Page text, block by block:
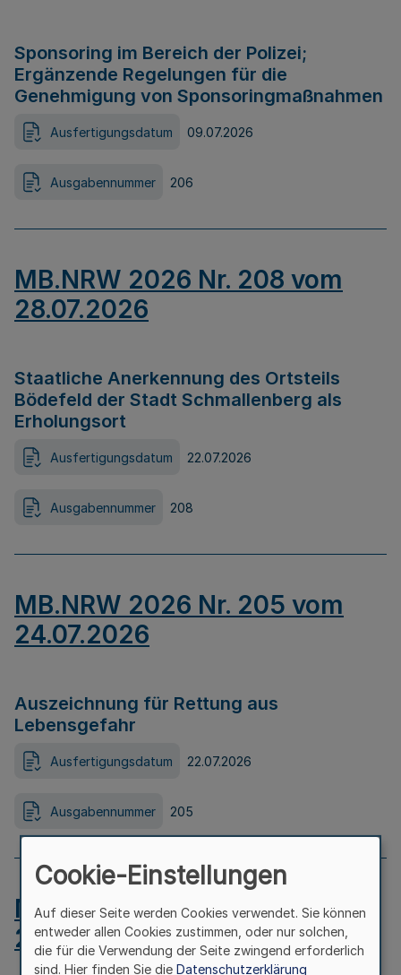
Sponsoring im Bereich der Polizei;
Ergänzende Regelungen für die
Genehmigung von Sponsoringmaßnahmen
Ausfertigungsdatum 09.07.2026
Ausgabennummer 206
MB.NRW 2026 Nr. 208 vom
28.07.2026
Staatliche Anerkennung des Ortsteils
Bödefeld der Stadt Schmallenberg als
Erholungsort
Ausfertigungsdatum 22.07.2026
Ausgabennummer 208
MB.NRW 2026 Nr. 205 vom
24.07.2026
Auszeichnung für Rettung aus
Lebensgefahr
Ausfertigungsdatum 22.07.2026
Ausgabennummer 205
MB.NRW 2026 Nr. 204 vom
24.07.2026
Cookie-Einstellungen
Auf dieser Seite werden Cookies verwendet. Sie können
entweder allen Cookies zustimmen, oder nur solchen,
die für die Verwendung der Seite zwingend erforderlich
sind. Hier finden Sie die Datenschutzerklärung